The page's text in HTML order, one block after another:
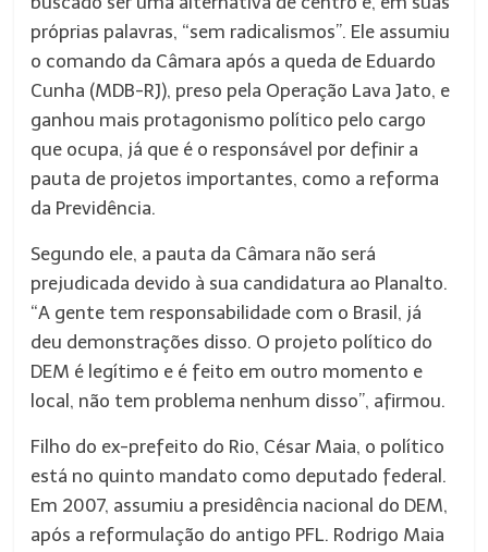
próprias palavras, “sem radicalismos”. Ele assumiu
o comando da Câmara após a queda de Eduardo
Cunha (MDB-RJ), preso pela Operação Lava Jato, e
ganhou mais protagonismo político pelo cargo
que ocupa, já que é o responsável por definir a
pauta de projetos importantes, como a reforma
da Previdência.
Segundo ele, a pauta da Câmara não será
prejudicada devido à sua candidatura ao Planalto.
“A gente tem responsabilidade com o Brasil, já
deu demonstrações disso. O projeto político do
DEM é legítimo e é feito em outro momento e
local, não tem problema nenhum disso”, afirmou.
Filho do ex-prefeito do Rio, César Maia, o político
está no quinto mandato como deputado federal.
Em 2007, assumiu a presidência nacional do DEM,
após a reformulação do antigo PFL. Rodrigo Maia